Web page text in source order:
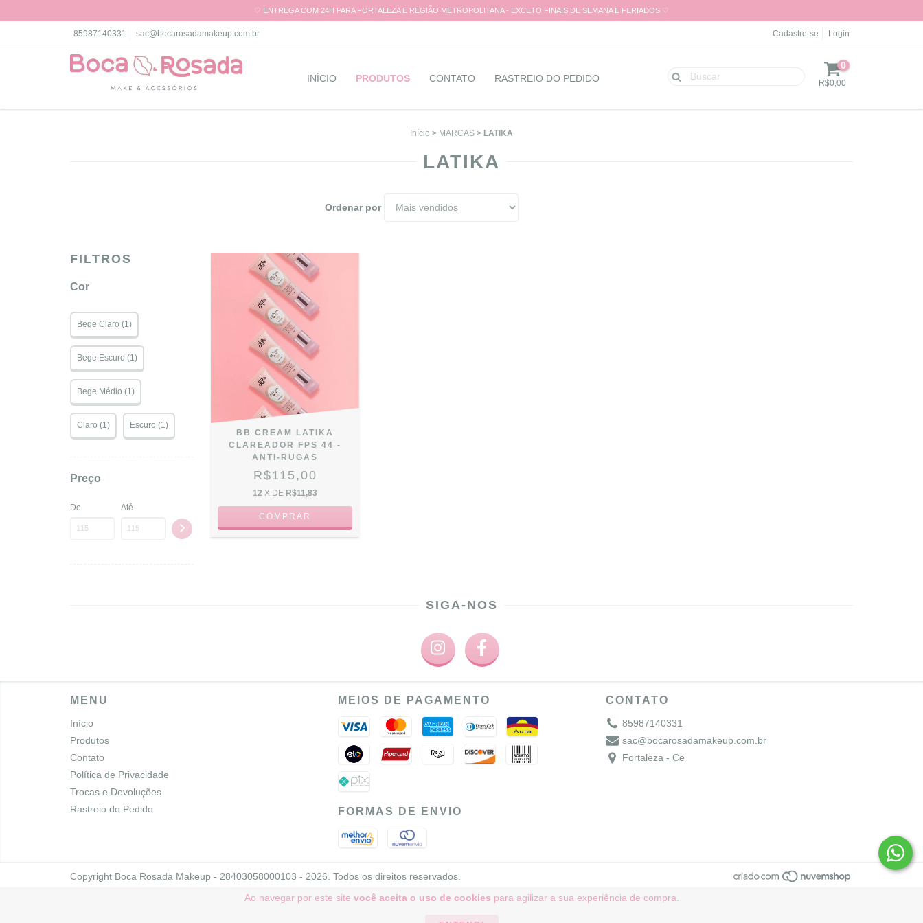
Ao navegar por este site você aceita o uso de cookies para agilizar a sua experiência de compra.
♡ ENTREGA COM 24H PARA FORTALEZA E REGIÃO METROPOLITANA - EXCETO FINAIS DE SEMANA E FERIADOS ♡
85987140331 sac@bocarosadamakeup.com.br Cadastre-se Login
INÍCIO PRODUTOS CONTATO RASTREIO DO PEDIDO
0
R$0,00
Início > MARCAS > LATIKA
LATIKA
Ordenar por
FILTROS
Cor
Bege Claro (1)
Bege Escuro (1)
Bege Médio (1)
Claro (1) Escuro (1)
Preço
De Até
BB CREAM LATIKA
CLAREADOR FPS 44 -
ANTI-RUGAS
R$115,00
12 X DE R$11,83
COMPRAR
SIGA-NOS
MENU
Início
Produtos
Contato
Política de Privacidade
Trocas e Devoluções
Rastreio do Pedido
MEIOS DE PAGAMENTO
FORMAS DE ENVIO
CONTATO
85987140331
sac@bocarosadamakeup.com.br
Fortaleza - Ce
Copyright Boca Rosada Makeup - 28403058000103 - 2026. Todos os direitos reservados.